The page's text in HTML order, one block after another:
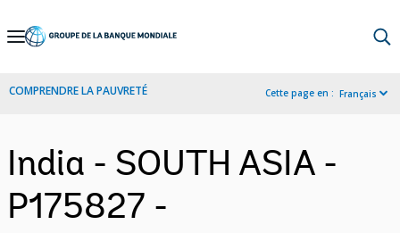
Skip
Navigation
COMPRENDRE LA PAUVRETÉ Cette page en : Français
India - SOUTH ASIA -
P175827 -